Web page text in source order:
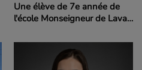
Une élève de 7e année de
l'école Monseigneur de Laval
télévision ontarienne